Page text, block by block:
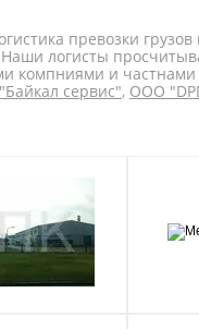
превозки
Наши логисты
компниями и
сервис", ООО